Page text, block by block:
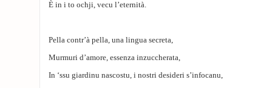
È in i to ochji, vecu l’eternità.
Pella contr’à pella, una lingua secreta,
Murmuri d’amore, essenza inzuccherata,
In ‘ssu giardinu nascostu, i nostri desideri s’infocanu,